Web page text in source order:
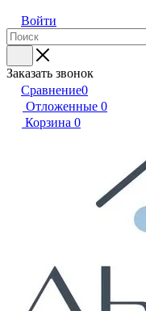
Войти
Заказать звонок
Сравнение0
Отложенные 0
Корзина 0